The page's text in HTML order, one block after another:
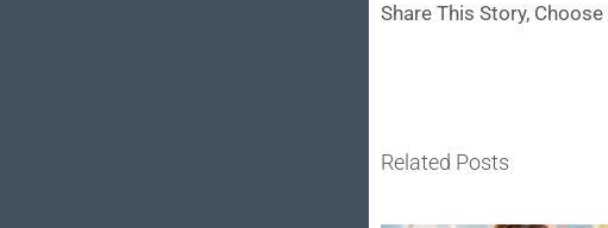
Share This Story,
Related Posts